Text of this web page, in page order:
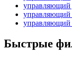
управляющий
управляющий
управляющий
Быстрые